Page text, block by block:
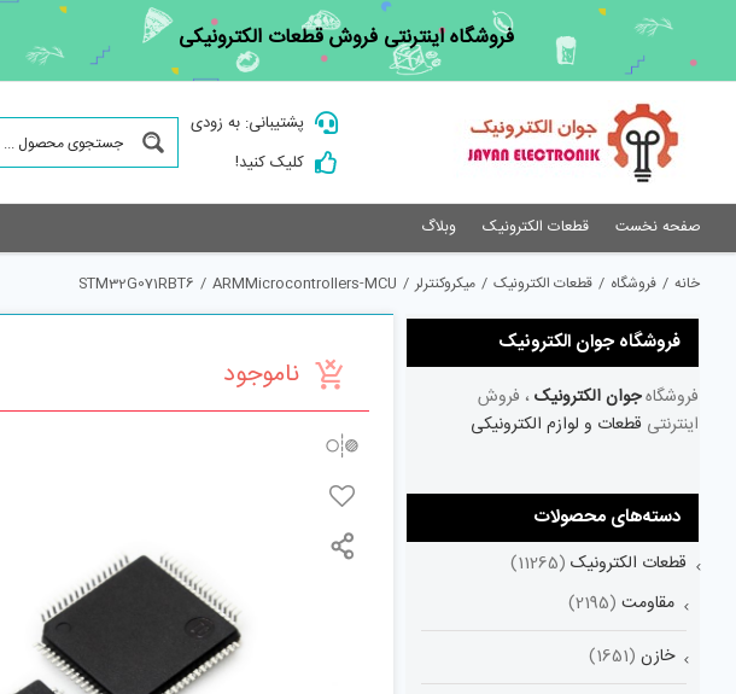
content
فروشگاه اینترنتی فروش قطعات الکترونیکی
پشتیبانی: به زودی
کلیک کنید!
صفحه نخست قطعات الکترونیک وبلاگ
خانه / فروشگاه / قطعات الکترونیک / میکروکنترلر /
ARMMicrocontrollers-MCU
/
STM32G071RBT6
ناموجود
فروشگاه جوان الکترونیک
فروشگاهجوان الکترونیک ، فروش
اینترنتی قطعات و لوازم الکترونیکی
دسته‌های محصولات
قطعات الکترونیک (11265)
مقاومت (2195)
خازن (1651)